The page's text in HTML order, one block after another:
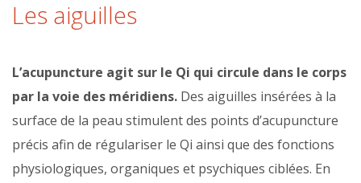
Les aiguilles
L’acupuncture agit sur le Qi qui circule dans le corps
par la voie des méridiens. Des aiguilles insérées à la
surface de la peau stimulent des points d’acupuncture
précis afin de régulariser le Qi ainsi que des fonctions
physiologiques, organiques et psychiques ciblées. En